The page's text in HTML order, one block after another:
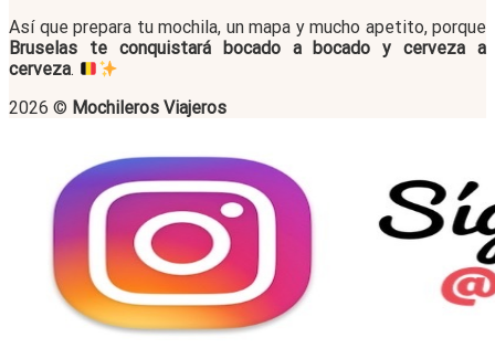
Así que prepara tu mochila, un mapa y mucho apetito, porque
Bruselas te conquistará bocado a bocado y cerveza a
cerveza.
2026 © Mochileros Viajeros